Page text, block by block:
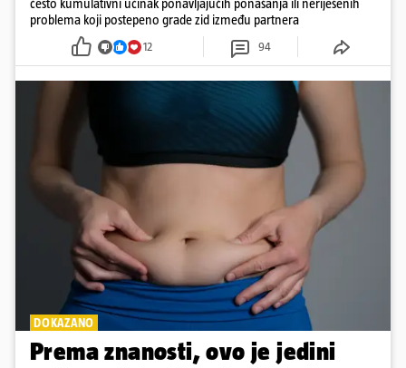
često kumulativni učinak ponavljajućih ponašanja ili neriješenih
problema koji postepeno grade zid između partnera
12 94
DOKAZANO
Prema znanosti, ovo je jedini